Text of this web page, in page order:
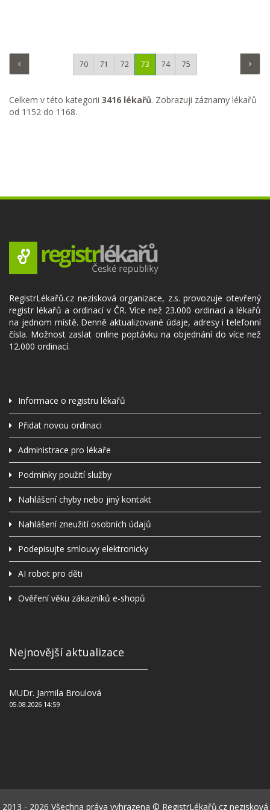
70 71 72 73 74 75
Celkem v této kategorii 3416 lékařů. Zobrazuji záznamy lékařů
od 1152 do 1168.
RegistrLékařů.cz nezisková organizace, z.s. provozuje otevřený
registr lékařů a ordinací v ČR. Více než 23.000 ordinací a lékařů
na jednom místě. Denně aktualizované údaje, adresy i telefonní
čísla. Možnost zaslat online poptávku na objednání do více než
12.000 ordinací.
Informace o registru lékařů
Přidat novou ordinaci
Administrace pro lékaře
Podmínky použití služby
Nahlášení chyby nebo jiný kontakt
Nahlášení zneužití osobních údajů
Podepisujte smlouvy elektronicky
AI robot pro děti
Ověření věku zákazníků e-shopů
Nejnovější aktualizace
MUDr. Jarmila Broulová
05.08.2026 14:59
2013 - 2026 Všechna práva vyhrazena © RegistrLékařů.cz nezisková